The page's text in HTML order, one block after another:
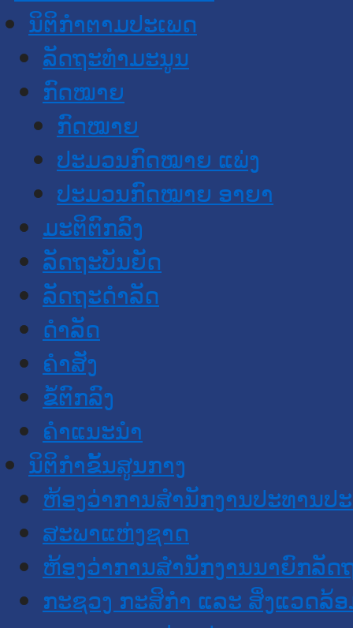
ນິຕິກໍາຕາມປະເພດ
ລັດຖະທໍາມະນູນ
ກົດໝາຍ
ກົດໝາຍ
ປະມວນກົດໝາຍ ແພ່ງ
ປະມວນກົດໝາຍ ອາຍາ
ມະຕິຕົກລົງ
ລັດຖະບັນຍັດ
ລັດຖະດໍາລັດ
ດໍາລັດ
ຄໍາສັ່ງ
ຂໍ້ຕົກລົງ
ຄໍາແນະນໍາ
ນິຕິກຳຂັ້ນສູນກາງ
ຫ້ອງວ່າການສໍານັກງານປະທານປ
ສະພາແຫ່ງຊາດ
ຫ້ອງວ່າການສຳນັກງານນາຍົກລັດ
ກະຊວງ ກະສິກຳ ແລະ ສິ່ງແວດລ້